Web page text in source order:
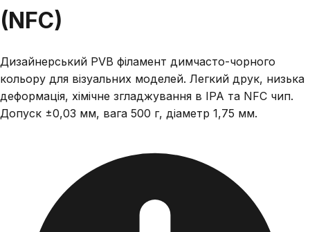
(NFC)
Дизайнерський PVB філамент димчасто-чорного
кольору для візуальних моделей. Легкий друк, низька
деформація, хімічне згладжування в IPA та NFC чип.
Допуск ±0,03 мм, вага 500 г, діаметр 1,75 мм.